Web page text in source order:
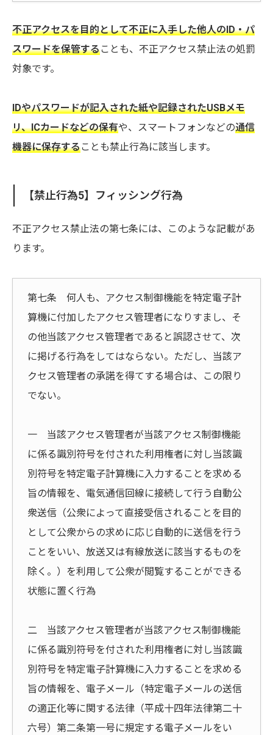
不正アクセスを目的として不正に入手した他人のID・パ
スワードを保管することも、不正アクセス禁止法の処罰
対象です。
IDやパスワードが記入された紙や記録されたUSBメモ
リ、ICカードなどの保有や、スマートフォンなどの通信
機器に保存することも禁止行為に該当します。
【禁止行為5】フィッシング行為
不正アクセス禁止法の第七条には、このような記載があ
ります。
第七条 何人も、アクセス制御機能を特定電子計
算機に付加したアクセス管理者になりすまし、そ
の他当該アクセス管理者であると誤認させて、次
に掲げる行為をしてはならない。ただし、当該ア
クセス管理者の承諾を得てする場合は、この限り
でない。
一 当該アクセス管理者が当該アクセス制御機能
に係る識別符号を付された利用権者に対し当該識
別符号を特定電子計算機に入力することを求める
旨の情報を、電気通信回線に接続して行う自動公
衆送信（公衆によって直接受信されることを目的
として公衆からの求めに応じ自動的に送信を行う
ことをいい、放送又は有線放送に該当するものを
除く。）を利用して公衆が閲覧することができる
状態に置く行為
二 当該アクセス管理者が当該アクセス制御機能
に係る識別符号を付された利用権者に対し当該識
別符号を特定電子計算機に入力することを求める
旨の情報を、電子メール（特定電子メールの送信
の適正化等に関する法律（平成十四年法律第二十
六号）第二条第一号に規定する電子メールをい